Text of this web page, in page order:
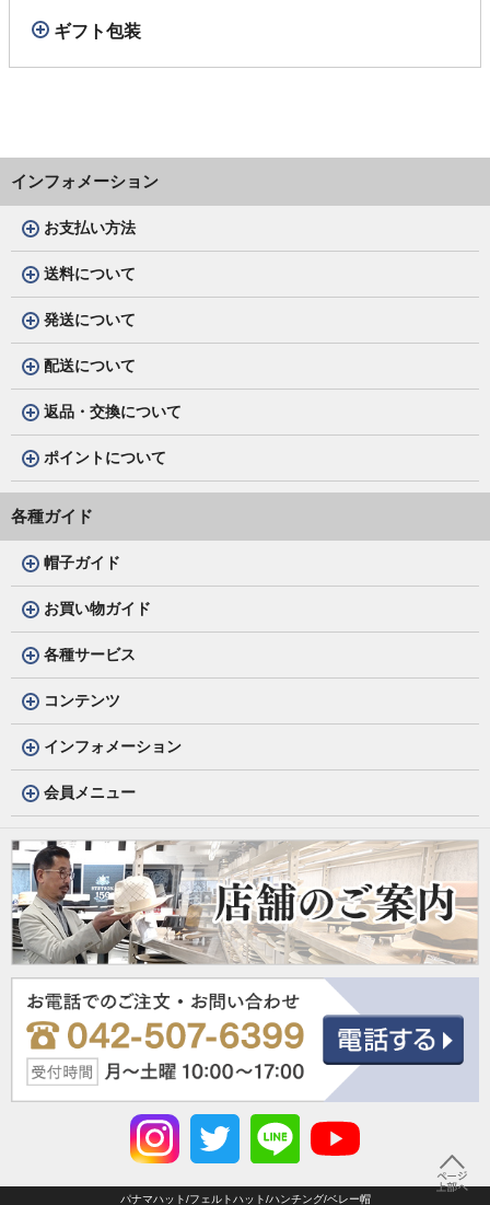
ギフト包装
インフォメーション
お支払い方法
送料について
発送について
配送について
返品・交換について
ポイントについて
各種ガイド
帽子ガイド
お買い物ガイド
各種サービス
コンテンツ
インフォメーション
会員メニュー
パナマハット/フェルトハット/ハンチング/ベレー帽